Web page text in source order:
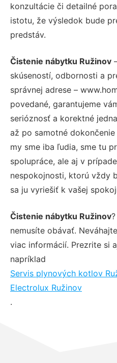
konzultácie či detailné
istotu, že výsledok bude
predstáv.
Čistenie nábytku Ružinov
skúseností, odbornosti a
správnej adrese –
povedané, garantujeme
serióznosť a korektné
až po samotné
my sme iba ľudia, sme tu
spolupráce, ale aj v
nespokojnosti, ktorú vždy
sa ju vyriešiť k vašej
Čistenie nábytku Ružinov
nemusíte obávať.
viac informácií. Prezrite si
napríklad
Servis plynových kotlov
Electrolux Ružinov
.